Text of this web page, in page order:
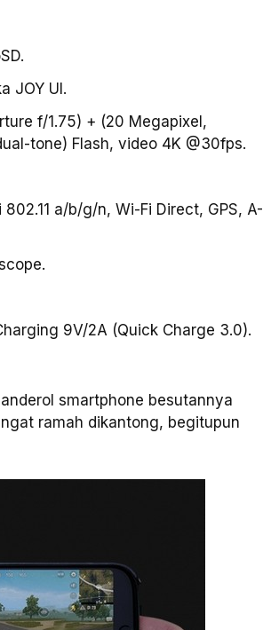
JOY UI.
f/1.75) + (20 Megapixel,
tone) Flash, video 4K @30fps.
a/b/g/n, Wi-Fi Direct, GPS, A-
9V/2A (Quick Charge 3.0).
smartphone besutannya
ramah dikantong, begitupun